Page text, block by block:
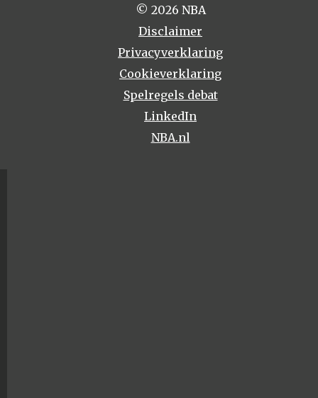
© 2026 NBA
Disclaimer
Privacyverklaring
Cookieverklaring
Spelregels debat
LinkedIn
NBA.nl